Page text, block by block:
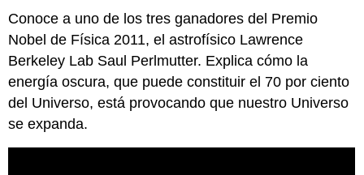
Conoce a uno de los tres ganadores del Premio
Nobel de Física 2011, el astrofísico Lawrence
Berkeley Lab Saul Perlmutter. Explica cómo la
energía oscura, que puede constituir el 70 por ciento
del Universo, está provocando que nuestro Universo
se expanda.